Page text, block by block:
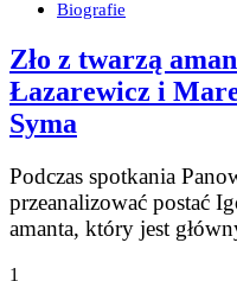
Biografie
Zło z twarzą
Łazarewicz i
Syma
Podczas spotkania
przeanalizować postać
amanta, który jest
1